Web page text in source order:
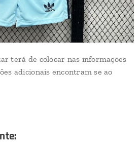
terá de colocar nas informações
adicionais encontram se ao